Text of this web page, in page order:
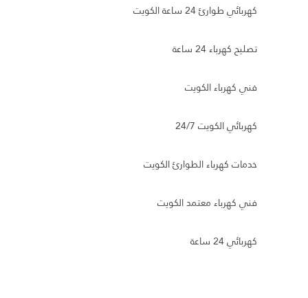
كهربائي طوارئ 24 ساعة الكويت
تصليح كهرباء 24 ساعة
فني كهرباء الكويت
كهربائي الكويت 24/7
خدمات كهرباء الطوارئ الكويت
فني كهرباء معتمد الكويت
كهربائي 24 ساعة